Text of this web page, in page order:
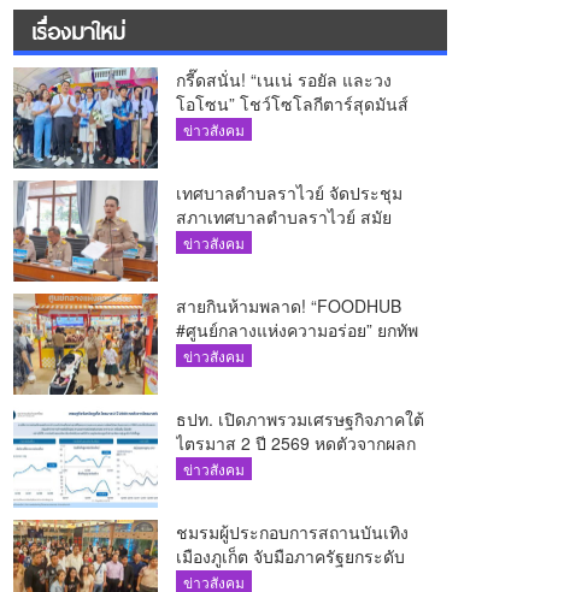
เรื่องมาใหม่
กรี๊ดสนั่น! “เนเน่ รอยัล และวง
โอโซน” โชว์โซโลกีตาร์สุดมันส์
นักเรียนสตรีภูเก็ตนั่งไม่ติด ทั้งเต้น-
ข่าวสังคม
เทศบาลตำบลราไวย์ จัดประชุม
สภาเทศบาลตำบลราไวย์ สมัย
สามัญ สมัยที่ 3 ประจำปี 2569
ข่าวสังคม
สายกินห้ามพลาด! “FOODHUB
#ศูนย์กลางแห่งความอร่อย” ยกทัพ
บุกโรบินสันไลฟ์สไตล์ ฉลอง ถึง 12
ข่าวสังคม
ธปท. เปิดภาพรวมเศรษฐกิจภาคใต้
ไตรมาส 2 ปี 2569 หดตัวจากผลก
ระทบความขัดแย้งใน
ข่าวสังคม
ชมรมผู้ประกอบการสถานบันเทิง
เมืองภูเก็ต จับมือภาครัฐยกระดับ
ดันโซนนิ่ง-ขับเคลื่อนท่องเที่ยว
ข่าวสังคม